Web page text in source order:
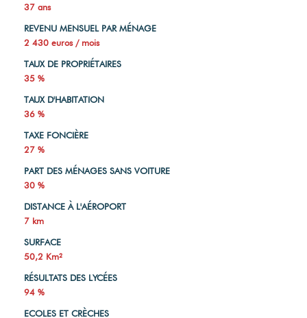
37 ans
REVENU MENSUEL PAR MÉNAGE
2 430 euros / mois
TAUX DE PROPRIÉTAIRES
35 %
TAUX D'HABITATION
36 %
TAXE FONCIÈRE
27 %
PART DES MÉNAGES SANS VOITURE
30 %
DISTANCE À L'AÉROPORT
7 km
SURFACE
50,2 Km²
RÉSULTATS DES LYCÉES
94 %
ECOLES ET CRÈCHES